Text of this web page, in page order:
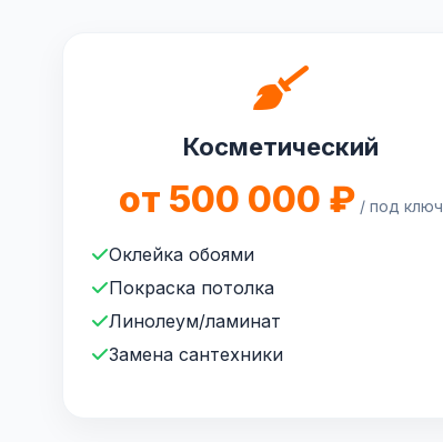
Косметический
от 500 000 ₽ / под ключ
Оклейка обоями
Покраска потолка
Линолеум/ламинат
Замена сантехники